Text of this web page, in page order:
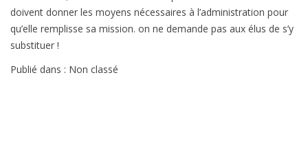
doivent donner les moyens nécessaires à l’administration pour
qu’elle remplisse sa mission. on ne demande pas aux élus de s’y
substituer !
Publié dans : Non classé